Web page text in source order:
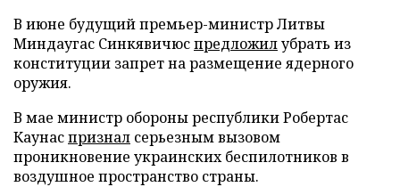
В июне будущий премьер-министр Литвы
Миндаугас Синкявичюспредложилубрать из
конституции запрет на размещение ядерного
оружия.
В мае министр обороны республики Робертас
Каунаспризнал серьезным вызовом
проникновение украинских беспилотников в
воздушное пространство страны.